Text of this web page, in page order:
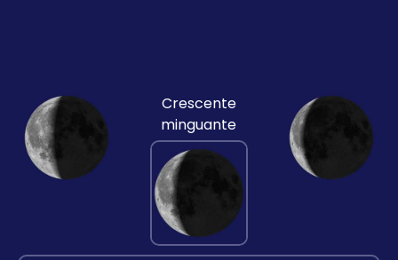
Crescente
minguante